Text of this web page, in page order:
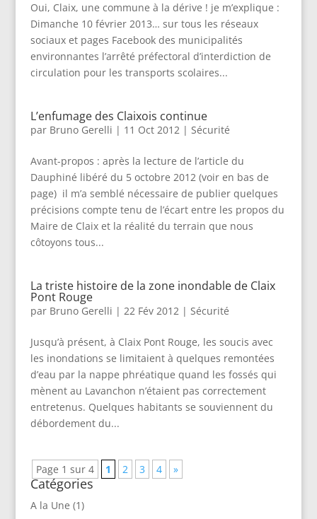
Oui, Claix, une commune à la dérive ! je m’explique :
Dimanche 10 février 2013… sur tous les réseaux
sociaux et pages Facebook des municipalités
environnantes l’arrêté préfectoral d’interdiction de
circulation pour les transports scolaires...
L’enfumage des Claixois continue
par Bruno Gerelli | 11 Oct 2012| Sécurité
Avant-propos : après la lecture de l’article du
Dauphiné libéré du 5 octobre 2012 (voir en bas de
page) il m’a semblé nécessaire de publier quelques
précisions compte tenu de l’écart entre les propos du
Maire de Claix et la réalité du terrain que nous
côtoyons tous...
La triste histoire de la zone inondable de Claix
Pont Rouge
par Bruno Gerelli | 22 Fév 2012| Sécurité
Jusqu’à présent, à Claix Pont Rouge, les soucis avec
les inondations se limitaient à quelques remontées
d’eau par la nappe phréatique quand les fossés qui
mènent au Lavanchon n’étaient pas correctement
entretenus. Quelques habitants se souviennent du
débordement du...
Page 1 sur 4 1 2 3 4 »
Catégories
A la Une (1)